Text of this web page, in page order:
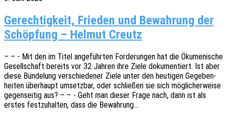
Gerechtigkeit, Frieden und Bewahrung der
Schöpfung – Helmut Creutz
– – - Mit den im Titel ange­führ­ten Forde­run­gen hat die Ökume­ni­sche
Gesell­schaft bereits vor 32 Jahren ihre Ziele doku­men­tiert. Ist aber
diese Bünde­lung verschie­de­ner Ziele unter den heuti­gen Gege­ben­
hei­ten über­haupt umsetz­bar, oder schlie­ßen sie sich mögli­cher­wei­se
gegen­sei­tig aus? – – - Geht man dieser Frage nach, dann ist als
erstes fest­zu­hal­ten, dass die Bewahrung…